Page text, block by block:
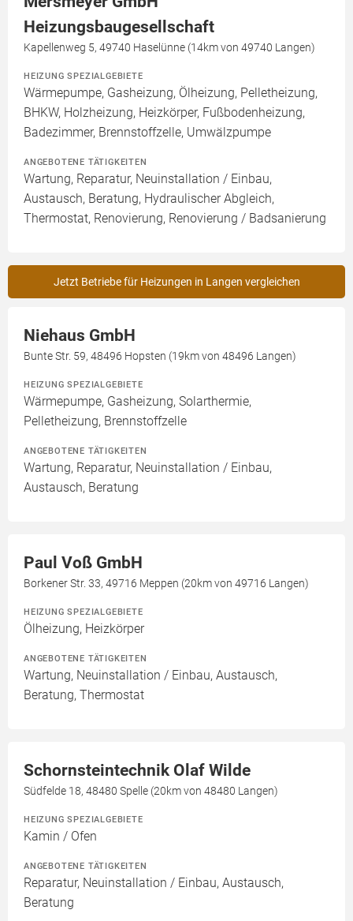
Heizungsbaugesellschaft
Kapellenweg 5, 49740 Haselünne (14km von 49740 Langen)
HEIZUNG SPEZIALGEBIETE
Wärmepumpe, Gasheizung, Ölheizung, Pelletheizung,
BHKW, Holzheizung, Heizkörper, Fußbodenheizung,
Badezimmer, Brennstoffzelle, Umwälzpumpe
ANGEBOTENE TÄTIGKEITEN
Wartung, Reparatur, Neuinstallation / Einbau,
Austausch, Beratung, Hydraulischer Abgleich,
Thermostat, Renovierung, Renovierung / Badsanierung
Jetzt Betriebe für Heizungen in Langen vergleichen
Niehaus GmbH
Bunte Str. 59, 48496 Hopsten (19km von 48496 Langen)
HEIZUNG SPEZIALGEBIETE
Wärmepumpe, Gasheizung, Solarthermie,
Pelletheizung, Brennstoffzelle
ANGEBOTENE TÄTIGKEITEN
Wartung, Reparatur, Neuinstallation / Einbau,
Austausch, Beratung
Paul Voß GmbH
Borkener Str. 33, 49716 Meppen (20km von 49716 Langen)
HEIZUNG SPEZIALGEBIETE
Ölheizung, Heizkörper
ANGEBOTENE TÄTIGKEITEN
Wartung, Neuinstallation / Einbau, Austausch,
Beratung, Thermostat
Schornsteintechnik Olaf Wilde
Südfelde 18, 48480 Spelle (20km von 48480 Langen)
HEIZUNG SPEZIALGEBIETE
Kamin / Ofen
ANGEBOTENE TÄTIGKEITEN
Reparatur, Neuinstallation / Einbau, Austausch,
Beratung